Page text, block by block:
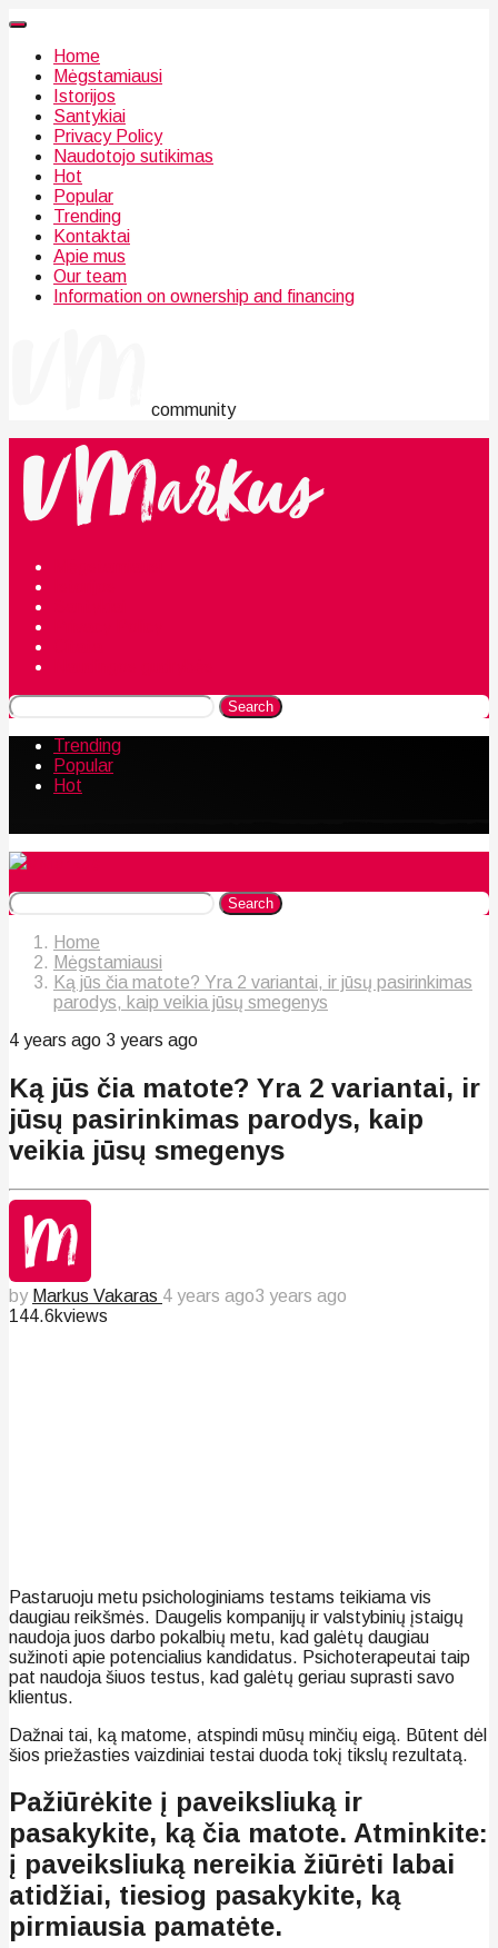
Home
Mėgstamiausi
Istorijos
Santykiai
Privacy Policy
Naudotojo sutikimas
Hot
Popular
Trending
Kontaktai
Apie mus
Our team
Information on ownership and financing
community
Search
Trending
Popular
Hot
Search
Home
Mėgstamiausi
Ką jūs čia matote? Yra 2 variantai, ir jūsų pasirinkimas
parodys, kaip veikia jūsų smegenys
4 years ago 3 years ago
Ką jūs čia matote? Yra 2 variantai, ir
jūsų pasirinkimas parodys, kaip
veikia jūsų smegenys
by Markus Vakaras 4 years ago3 years ago
144.6kviews
Pastaruoju metu psichologiniams testams teikiama vis
daugiau reikšmės. Daugelis kompanijų ir valstybinių įstaigų
naudoja juos darbo pokalbių metu, kad galėtų daugiau
sužinoti apie potencialius kandidatus. Psichoterapeutai taip
pat naudoja šiuos testus, kad galėtų geriau suprasti savo
klientus.
Dažnai tai, ką matome, atspindi mūsų minčių eigą. Būtent dėl
šios priežasties vaizdiniai testai duoda tokį tikslų rezultatą.
Pažiūrėkite į paveiksliuką ir
pasakykite, ką čia matote. Atminkite:
į paveiksliuką nereikia žiūrėti labai
atidžiai, tiesiog pasakykite, ką
pirmiausia pamatėte.